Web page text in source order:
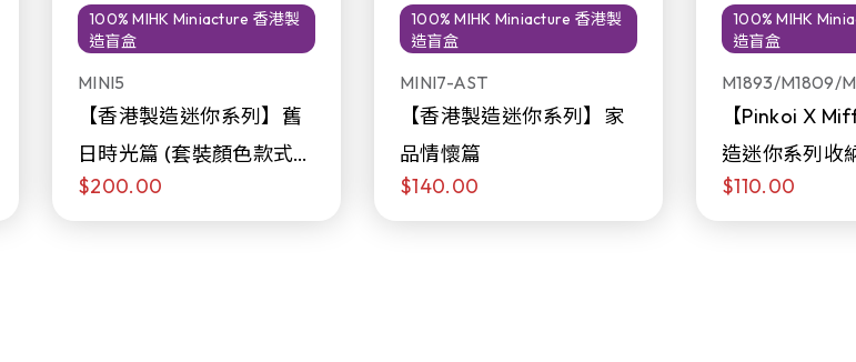
100% MIHK Miniacture 香港製
造盲盒
MINI5
【香港製造迷你系列】舊
日時光篇 (套裝顏色款式隨
機販售)
$200.00
100% MIHK Miniacture 香港製
造盲盒
MINI7-AST
【香港製造迷你系列】家
品情懷篇
$140.00
100% MIHK
造盲盒
M1893/M1809/
【Pinkoi X
造迷你系列收
日限定發售)
$110.00